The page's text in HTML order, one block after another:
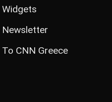
Widgets
Newsletter
Το CNN Greece